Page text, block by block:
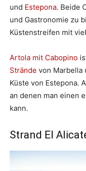
und Estepona. Beide
und Gastronomie zu
Küstenstreifen mit
Artola mit Cabopino
Strände von Marbella
Küste von Estepona.
an denen man einen
kann.
Strand El